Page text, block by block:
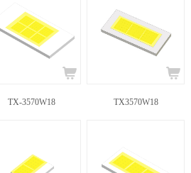
TX-3570W18 TX3570W18